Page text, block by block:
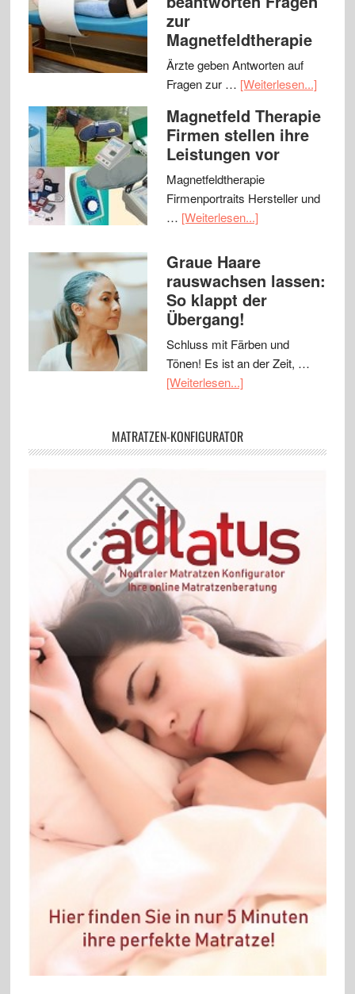
zur
Magnetfeldtherapie
Ärzte geben Antworten auf
Fragen zur … [Weiterlesen...]
Magnetfeld Therapie
Firmen stellen ihre
Leistungen vor
Magnetfeldtherapie
Firmenportraits Hersteller und
… [Weiterlesen...]
Graue Haare
rauswachsen lassen:
So klappt der
Übergang!
Schluss mit Färben und
Tönen! Es ist an der Zeit, …
[Weiterlesen...]
MATRATZEN-KONFIGURATOR